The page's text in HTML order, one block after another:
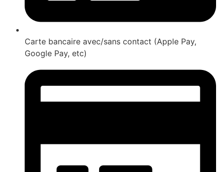
Carte bancaire avec/sans contact (Apple Pay,
Google Pay, etc)